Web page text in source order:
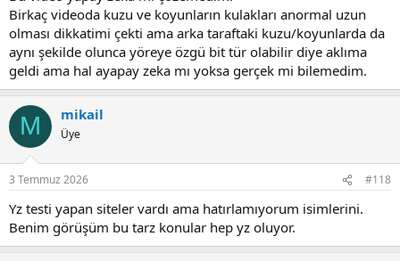
Birkaç videoda kuzu ve koyunların kulakları anormal uzun
olması dikkatimi çekti ama arka taraftaki kuzu/koyunlarda da
aynı şekilde olunca yöreye özgü bit tür olabilir diye aklıma
geldi ama hal ayapay zeka mı yoksa gerçek mi bilemedim.
M mikail
Üye
3 Temmuz 2026 #118
Yz testi yapan siteler vardı ama hatırlamıyorum isimlerini.
Benim görüşüm bu tarz konular hep yz oluyor.